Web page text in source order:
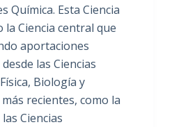
Química. Esta Ciencia
la Ciencia central que
aportaciones
las Ciencias
Biología y
recientes, como la
Ciencias